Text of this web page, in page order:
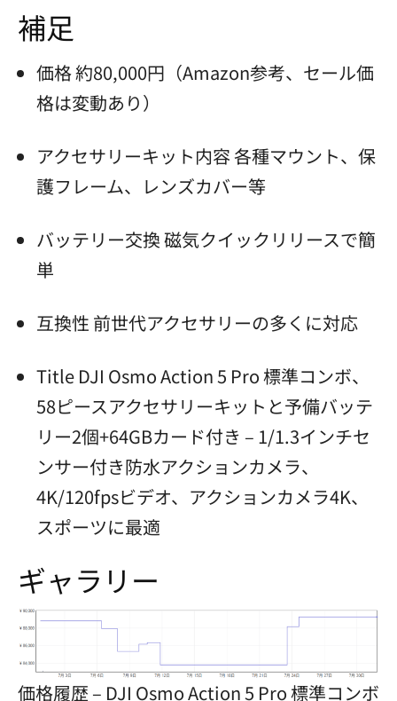
補足
価格 約80,000円（Amazon参考、セール価
格は変動あり）
アクセサリーキット内容 各種マウント、保
護フレーム、レンズカバー等
バッテリー交換 磁気クイックリリースで簡
単
互換性 前世代アクセサリーの多くに対応
Title DJI Osmo Action 5 Pro 標準コンボ、
58ピースアクセサリーキットと予備バッテ
リー2個+64GBカード付き – 1/1.3インチセ
ンサー付き防水アクションカメラ、
4K/120fpsビデオ、アクションカメラ4K、
スポーツに最適
ギャラリー
価格履歴 – DJI Osmo Action 5 Pro 標準コンボ